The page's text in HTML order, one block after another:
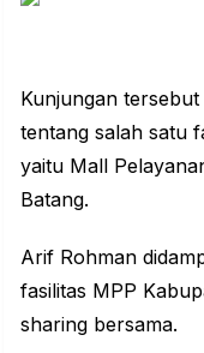
Kunjungan
tentang salah satu
yaitu Mall
Batang.
Arif Rohman
fasilitas MPP
sharing bersama.